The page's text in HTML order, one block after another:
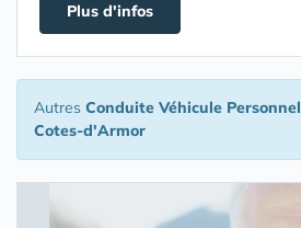
Plus d'infos
Autres Conduite Véhicule Personnel
Cotes-d'Armor